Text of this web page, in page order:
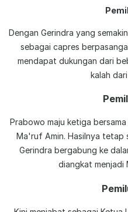
Dengan Gerindra yang
sebagai capres
mendapat dukungan dari
kalah
Prabowo maju ketiga
Ma'ruf Amin. Hasilnya tetap
Gerindra bergabung ke
diangkat menjadi